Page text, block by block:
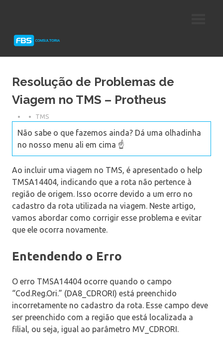
Protheus
Resolução de Problemas de
Viagem no TMS – Protheus
TMS
Não sabe o que fazemos ainda? Dá uma olhadinha
no nosso menu ali em cima ☝️
Ao incluir uma viagem no TMS, é apresentado o help
TMSA14404, indicando que a rota não pertence à
região de origem. Isso ocorre devido a um erro no
cadastro da rota utilizada na viagem. Neste artigo,
vamos abordar como corrigir esse problema e evitar
que ele ocorra novamente.
Entendendo o Erro
O erro TMSA14404 ocorre quando o campo
“Cod.Reg.Ori.” (DA8_CDRORI) está preenchido
incorretamente no cadastro da rota. Esse campo deve
ser preenchido com a região que está localizada a
filial, ou seja, igual ao parâmetro MV_CDRORI.